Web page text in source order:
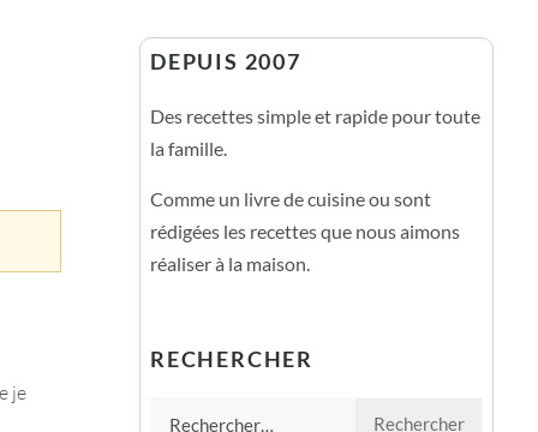
je
DEPUIS 2007
Des recettes simple et rapide pour toute
la famille.
Comme un livre de cuisine ou sont
rédigées les recettes que nous aimons
réaliser à la maison.
RECHERCHER